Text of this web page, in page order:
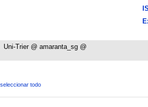
Uni-Trier @ amaranta_sg @
todo